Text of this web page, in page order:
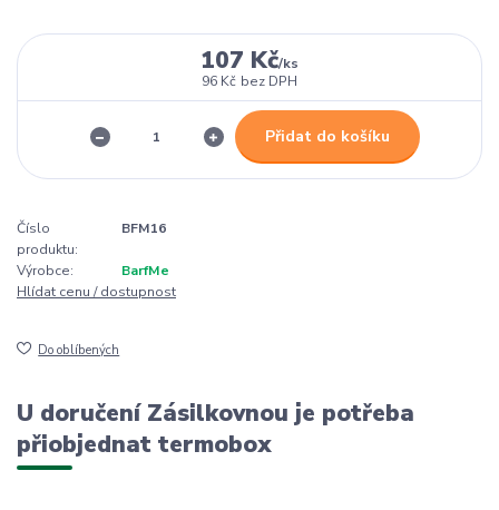
107 Kč/ks
96 Kč bez DPH
Přidat do košíku
Číslo
produktu:
BFM16
Výrobce:
BarfMe
Hlídat cenu / dostupnost
Do oblíbených
U doručení Zásilkovnou je potřeba
přiobjednat termobox